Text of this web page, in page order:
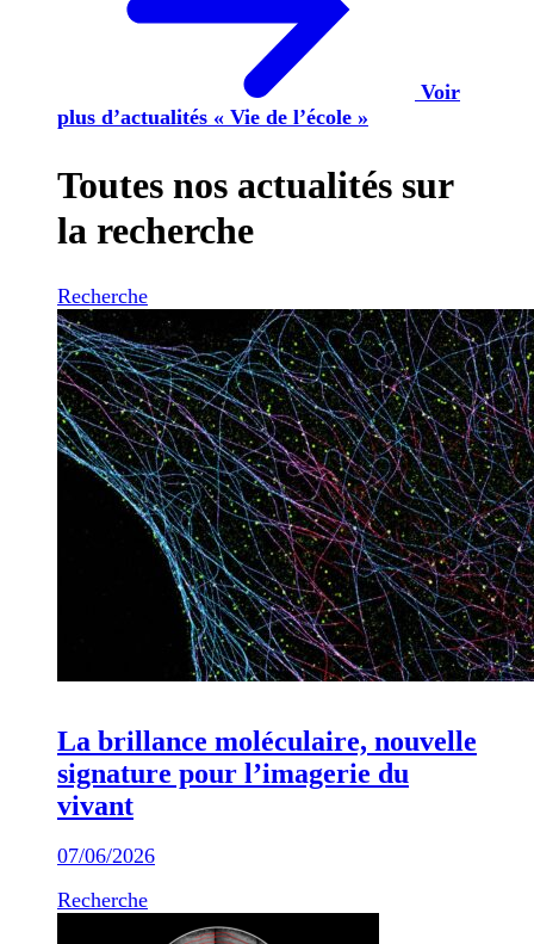
Voir
plus d’actualités « Vie de l’école »
Toutes nos actualités sur
la recherche
Recherche
La brillance moléculaire, nouvelle
signature pour l’imagerie du
vivant
07/06/2026
Recherche